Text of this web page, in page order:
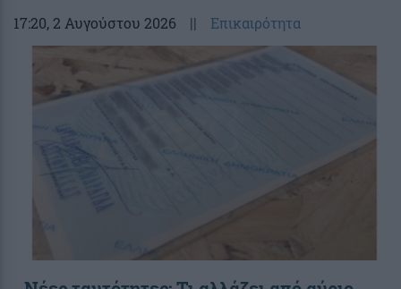
17:20, 2 Αυγούστου 2026 || Επικαιρότητα